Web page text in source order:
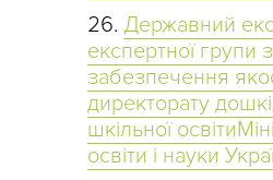
Державний
експертної групи
забезпечення
директорату
шкільної
освіти і науки